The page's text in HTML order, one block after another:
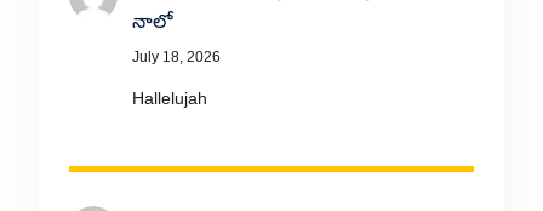
నాలో
July 18, 2026
Hallelujah